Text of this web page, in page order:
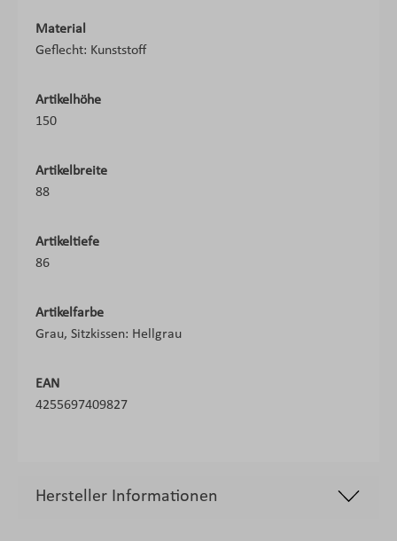
Material
Geflecht: Kunststoff
Artikelhöhe
150
Artikelbreite
88
Artikeltiefe
86
Artikelfarbe
Grau, Sitzkissen: Hellgrau
EAN
4255697409827
Hersteller Informationen